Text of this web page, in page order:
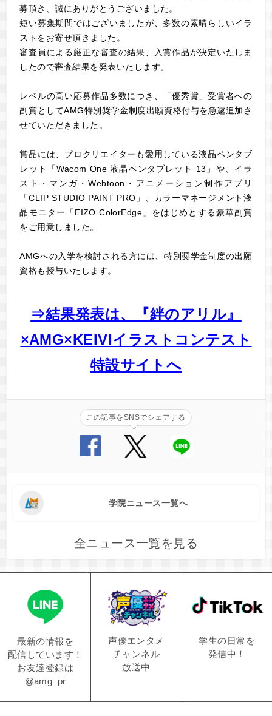
募頂き、誠にありがとうございました。
短い募集期間ではございましたが、多数の素晴らしいイラ
ストをお寄せ頂きました。
審査員による厳正な審査の結果、入賞作品が決定いたしま
したので審査結果を発表いたします。
レベルの高い応募作品多数につき、「優秀賞」受賞者への
副賞としてAMG特別奨学金制度出願資格付与を急遽追加さ
せていただきました。
賞品には、プロクリエイターも愛用している液晶ペンタブ
レット「Wacom One 液晶ペンタブレット 13」や、イラ
スト・マンガ・Webtoon・アニメーション制作アプリ
「CLIP STUDIO PAINT PRO」、カラーマネージメント液
晶モニター「EIZO ColorEdge」をはじめとする豪華副賞
をご用意しました。
AMGへの入学を検討される方には、特別奨学金制度の出願
資格も授与いたします。
⇒結果発表は、『絆のアリル』
×AMG×KEIVIイラストコンテスト
特設サイトへ
この記事をSNSでシェアする
学院ニュース一覧へ
全ニュース一覧を見る
最新の情報を
配信しています！
お友達登録は
@amg_pr
声優エンタメ
チャンネル
放送中
学生の日常を
発信中！